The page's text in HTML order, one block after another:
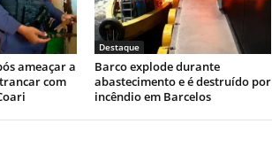
ameaçar a
com
Destaque
Barco explode durante
abastecimento e é destruído por
incêndio em Barcelos